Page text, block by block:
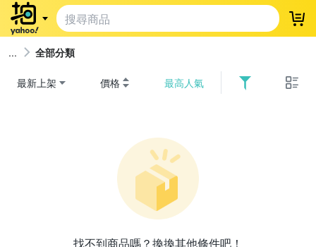
登
全部分類
最新上架 價格 最高人氣
找不到商品嗎？換換其他條件吧！